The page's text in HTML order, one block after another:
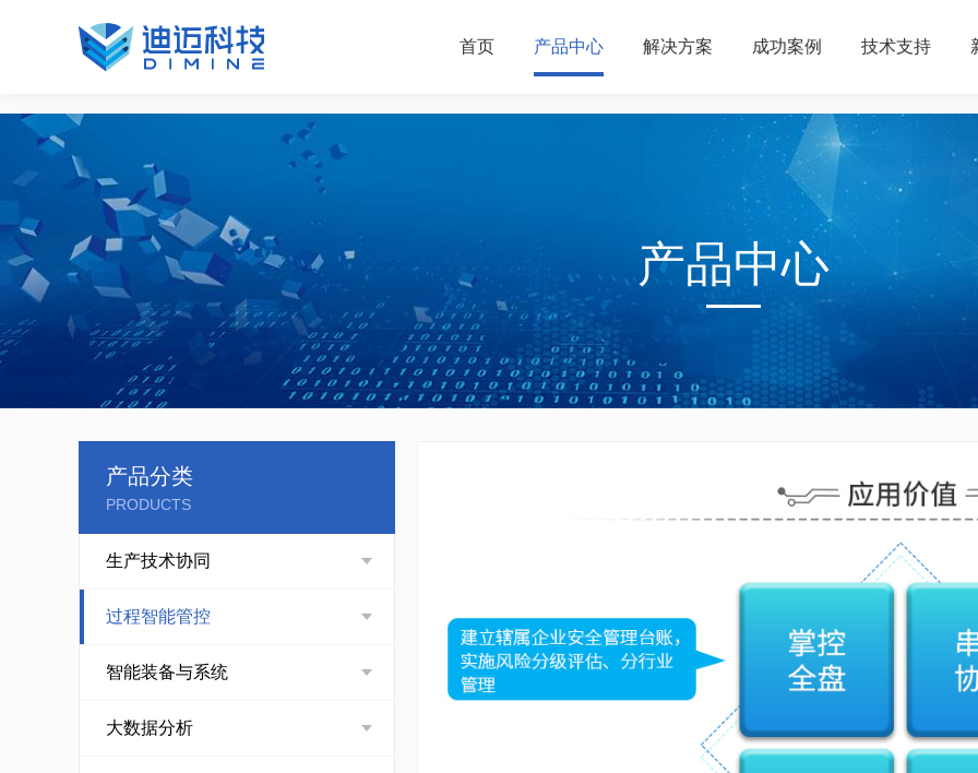
首页 产品中心 解决方案 成功案例 技术支持
产品中心
产品分类
PRODUCTS
生产技术协同
过程智能管控
智能装备与系统
大数据分析